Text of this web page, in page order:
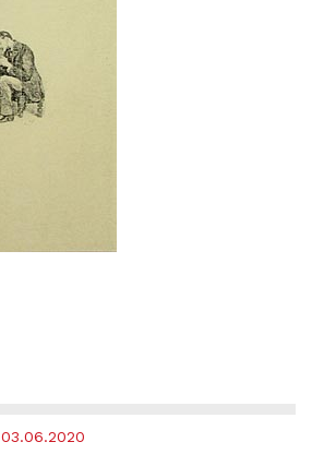
03.06.2020